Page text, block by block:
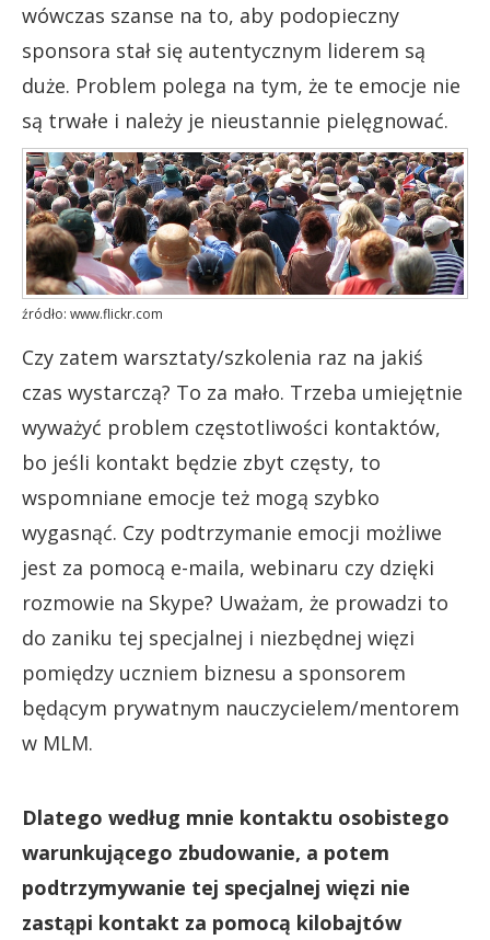
wówczas szanse na to, aby podopieczny
sponsora stał się autentycznym liderem są
duże. Problem polega na tym, że te emocje nie
są trwałe i należy je nieustannie pielęgnować.
źródło: www.flickr.com
Czy zatem warsztaty/szkolenia raz na jakiś
czas wystarczą? To za mało. Trzeba umiejętnie
wyważyć problem częstotliwości kontaktów,
bo jeśli kontakt będzie zbyt częsty, to
wspomniane emocje też mogą szybko
wygasnąć. Czy podtrzymanie emocji możliwe
jest za pomocą e-maila, webinaru czy dzięki
rozmowie na Skype? Uważam, że prowadzi to
do zaniku tej specjalnej i niezbędnej więzi
pomiędzy uczniem biznesu a sponsorem
będącym prywatnym nauczycielem/mentorem
w MLM.
Dlatego według mnie kontaktu osobistego
warunkującego zbudowanie, a potem
podtrzymywanie tej specjalnej więzi nie
zastąpi kontakt za pomocą kilobajtów